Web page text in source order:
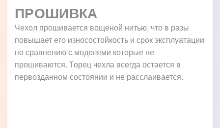
ПРОШИВКА
Чехол прошивается вощеной нитью, что в разы
повышает его износостойкость и срок эксплуатации
по сравнению с моделями которые не
прошиваются. Торец чехла всегда остается в
первозданном состоянии и не расслаивается.